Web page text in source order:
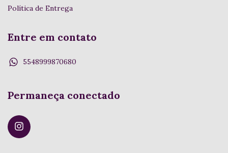
Política de Entrega
Entre em contato
5548999870680
Permaneça conectado